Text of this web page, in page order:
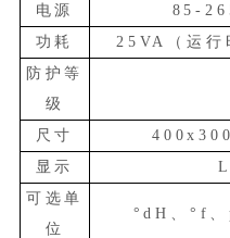
电源
85-
功耗
25VA（运行
防护等
级
尺寸
显示
可选单
位
°dH、°f